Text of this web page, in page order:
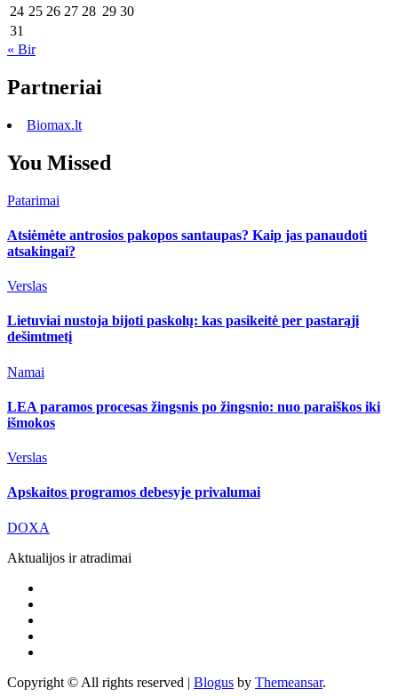
24 25 26 27 28 29 30
31
« Bir
Partneriai
Biomax.lt
You Missed
Patarimai
Atsiėmėte antrosios pakopos santaupas? Kaip jas panaudoti
atsakingai?
Verslas
Lietuviai nustoja bijoti paskolų: kas pasikeitė per pastarąjį
dešimtmetį
Namai
LEA paramos procesas žingsnis po žingsnio: nuo paraiškos iki
išmokos
Verslas
Apskaitos programos debesyje privalumai
DOXA
Aktualijos ir atradimai
Copyright © All rights reserved | Blogus by Themeansar.